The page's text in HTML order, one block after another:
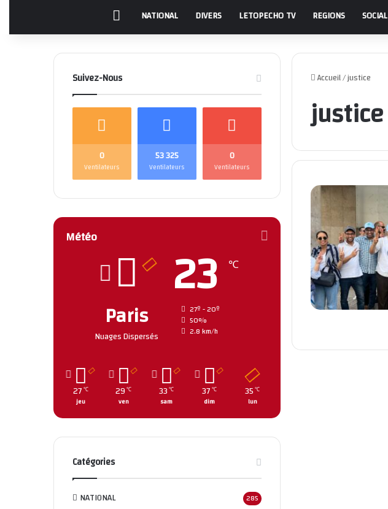
AccueilNATIONAL DIVERS LETOPECHO TV REGIONS SOCIAL
Accueil/justice
justice
Suivez-Nous
0
Ventilateurs
53 325
Ventilateurs
0
Ventilateurs
Météo
Paris
Nuages Dispersés
23 ℃
27º - 20º
50%
2.8 km/h
27 ℃
jeu
29℃
ven
33℃
sam
37 ℃
dim
35 ℃
lun
Catégories
NATIONAL 285